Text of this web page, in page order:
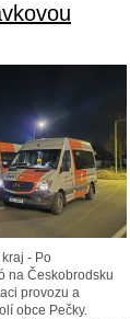
- Po
na Českobrodsku
provozu a
obce Pečky.